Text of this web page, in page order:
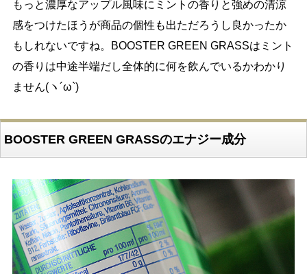
もっと濃厚なアップル風味にミントの香りと強めの清涼
感をつけたほうが商品の個性も出ただろうし良かったか
もしれないですね。BOOSTER GREEN GRASSはミント
の香りは中途半端だし全体的に何を飲んでいるかわかり
ません(ヽ´ω`)
BOOSTER GREEN GRASSのエナジー成分